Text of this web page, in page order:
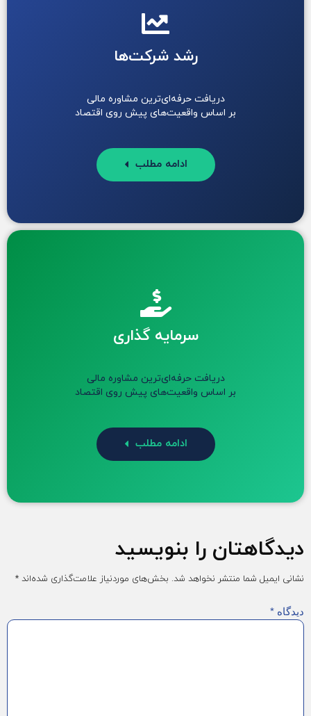
رشد شرکت‌ها
دریافت حرفه‌ای‌ترین مشاوره مالی
بر اساس واقعیت‌های پیش روی اقتصاد
ادامه مطلب
سرمایه گذاری
دریافت حرفه‌ای‌ترین مشاوره مالی
بر اساس واقعیت‌های پیش روی اقتصاد
ادامه مطلب
دیدگاهتان را بنویسید
نشانی ایمیل شما منتشر نخواهد شد. بخش‌های موردنیاز علامت‌گذاری شده‌اند *
دیدگاه *